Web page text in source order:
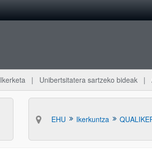
Ikerketa Unibertsitatera sartzeko bideak
EHU Ikerkuntza